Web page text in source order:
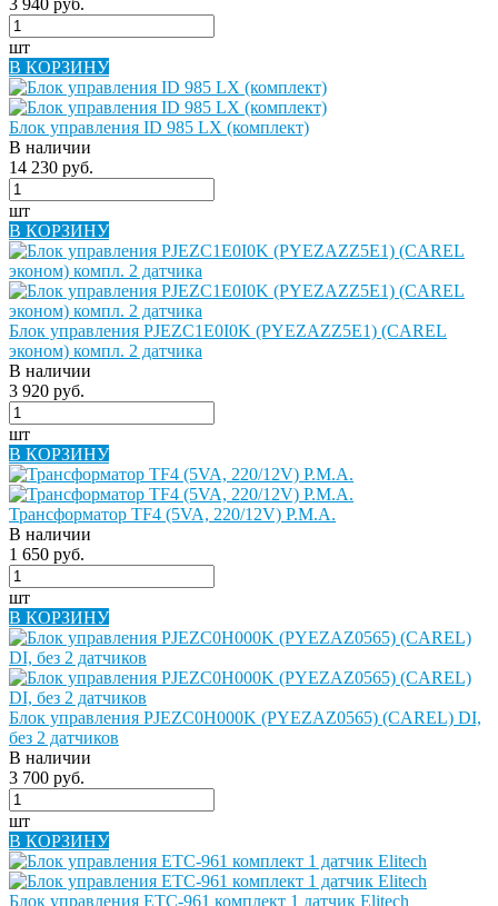
шт
В КОРЗИНУ
Блок управления ID 985 LX (комплект)
В наличии
14 230 руб.
шт
В КОРЗИНУ
Блок управления PJEZC1E0I0K (PYEZAZZ5E1) (CAREL
эконом) компл. 2 датчика
В наличии
3 920 руб.
шт
В КОРЗИНУ
Трансформатор TF4 (5VA, 220/12V) P.M.A.
В наличии
1 650 руб.
шт
В КОРЗИНУ
Блок управления PJEZC0H000K (PYEZAZ0565) (CAREL) DI,
без 2 датчиков
В наличии
3 700 руб.
шт
В КОРЗИНУ
Блок управления ETC-961 комплект 1 датчик Elitech